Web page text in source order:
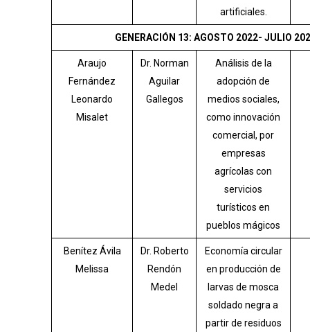
artificiales.
GENERACIÓN 13: AGOSTO 2022- JULIO
Araujo
Fernández
Leonardo
Misalet
Dr. Norman
Aguilar
Gallegos
Análisis de la
adopción de
medios sociales,
como innovación
comercial, por
empresas
agrícolas con
servicios
turísticos en
pueblos mágicos
Benítez Ávila
Melissa
Dr. Roberto
Rendón
Medel
Economía circular
en producción de
larvas de mosca
soldado negra a
partir de residuos